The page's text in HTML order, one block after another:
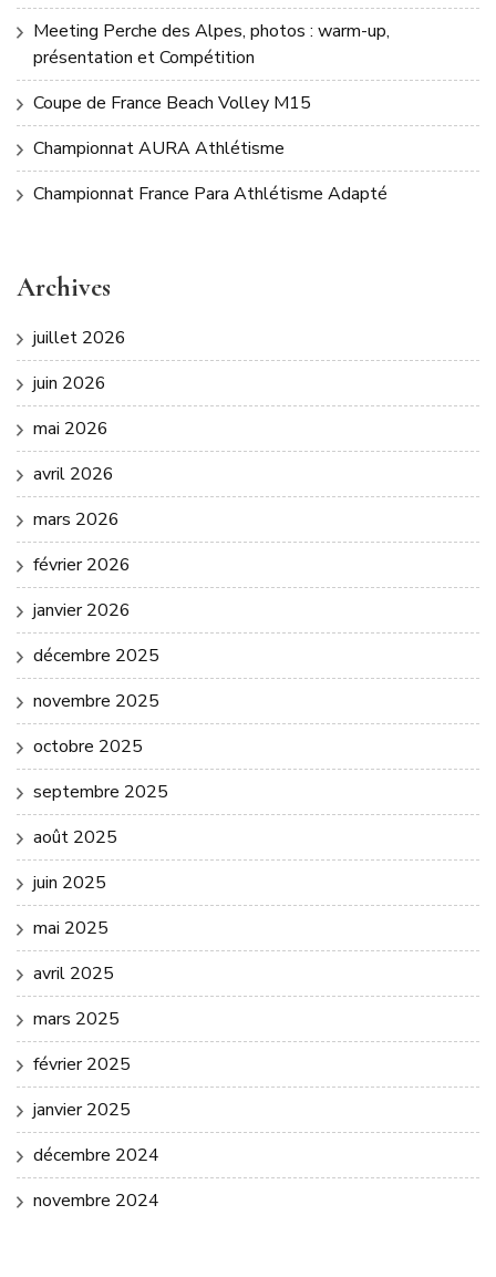
Meeting Perche des Alpes, photos : warm-up,
présentation et Compétition
Coupe de France Beach Volley M15
Championnat AURA Athlétisme
Championnat France Para Athlétisme Adapté
Archives
juillet 2026
juin 2026
mai 2026
avril 2026
mars 2026
février 2026
janvier 2026
décembre 2025
novembre 2025
octobre 2025
septembre 2025
août 2025
juin 2025
mai 2025
avril 2025
mars 2025
février 2025
janvier 2025
décembre 2024
novembre 2024